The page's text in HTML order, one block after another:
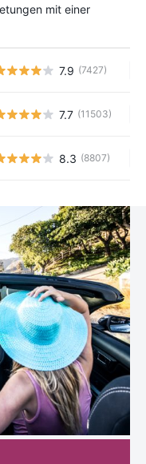
mit einer
7.9 (7427)
7.7 (11503)
8.3 (8807)